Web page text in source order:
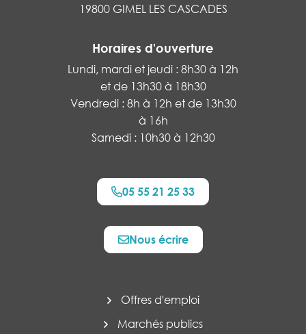
19800 GIMEL LES CASCADES
Horaires d'ouverture
Lundi, mardi et jeudi : 8h30 à 12h
et de 13h30 à 18h30
Vendredi : 8h à 12h et de 13h30
à 16h
Samedi : 10h30 à 12h30
05 55 21 25 33
Nous écrire
Offres d'emploi
Marchés publics